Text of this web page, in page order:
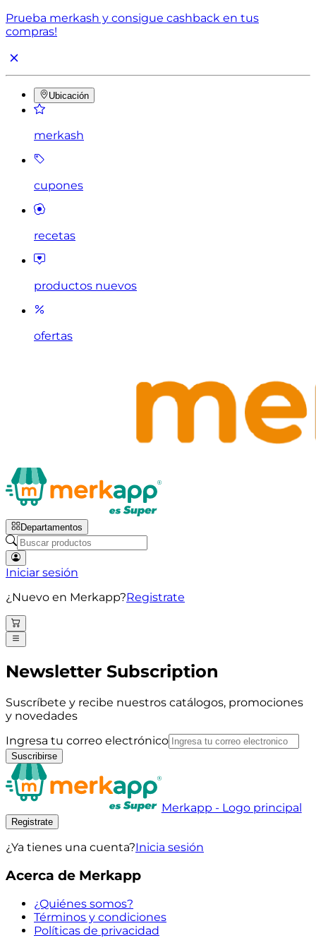
Prueba merkash y consigue cashback en tus
compras!
Ubicación
merkash
cupones
recetas
productos nuevos
ofertas
Departamentos
Iniciar sesión
¿Nuevo en Merkapp?Registrate
Newsletter Subscription
Suscríbete y recibe nuestros catálogos, promociones
y novedades
Ingresa tu correo electrónico
Suscribirse
Merkapp - Logo principal
Registrate
¿Ya tienes una cuenta?Inicia sesión
Acerca de Merkapp
¿Quiénes somos?
Términos y condiciones
Políticas de privacidad